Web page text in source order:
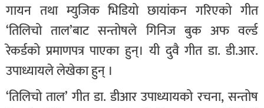
गायन तथा म्युजिक भिडियो छायांकन गरिएको गीत
‘तिलिचो ताल’बाट सन्तोषले गिनिज बुक अफ वर्ल्ड
रेकर्डको प्रमाणपत्र पाएका हुन्। यी दुवै गीत डा. डी.आर.
उपाध्यायले लेखेका हुन् ।
‘तिलिचो ताल’ गीत डा. डीआर उपाध्यायको रचना, सन्तोष